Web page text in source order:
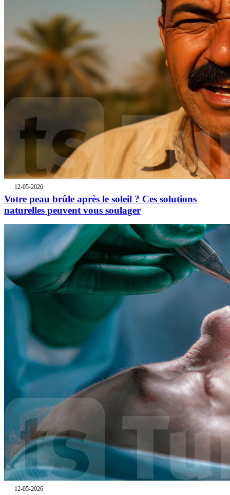
12-05-2026
Votre peau brûle après le soleil ? Ces solutions
naturelles peuvent vous soulager
12-05-2026